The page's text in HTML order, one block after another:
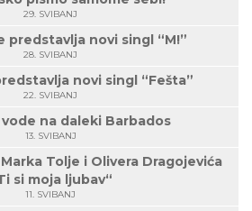
29. SVIBANJ
predstavlja novi singl “M!”
28. SVIBANJ
novi singl “Fešta”
22. SVIBANJ
vode na daleki Barbados
13. SVIBANJ
Tolje i Olivera Dragojevića
si moja ljubav“
11. SVIBANJ